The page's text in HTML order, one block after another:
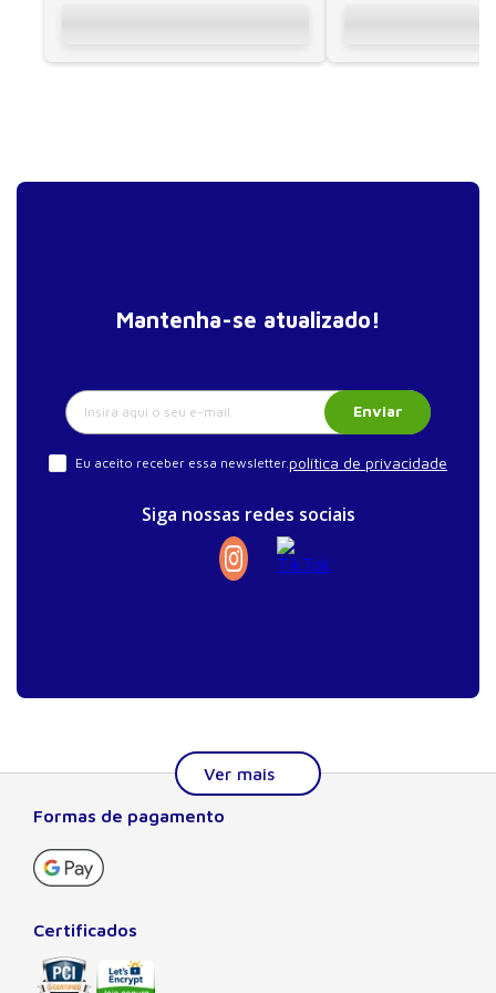
Mantenha-se atualizado!
Enviar
Eu aceito receber essa newsletter. política de privacidade
Siga nossas redes sociais
A Editora Manole é líder em prover conteúdo essencial à
científicas, técnicas e profissionais. Seu catálogo, com
quase dois mil títulos de autores nacionais e estrangeiros,
preza pela excelência gráfica e editorial, buscando oferecer
Formas de pagamento
Certificados